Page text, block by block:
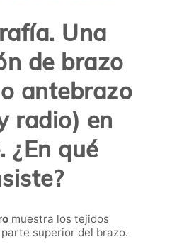
Una
de brazo
antebrazo
radio) en
¿En qué
muestra los tejidos
superior del brazo.